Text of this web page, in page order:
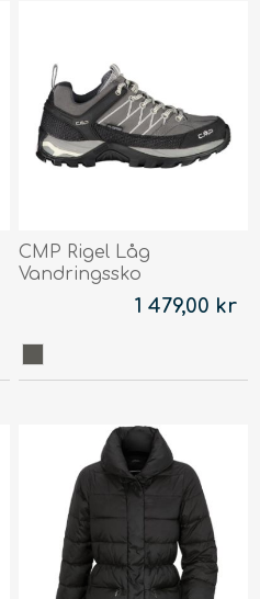
CMP Rigel Låg
Vandringssko
1 479,00 kr